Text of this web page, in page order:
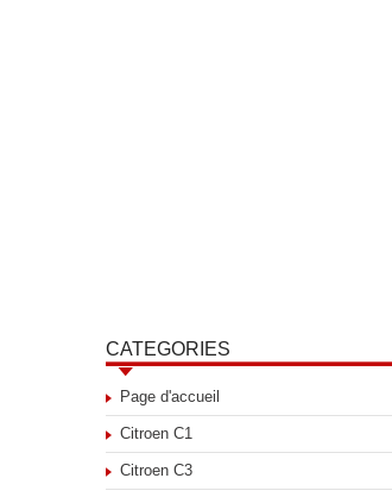
CATEGORIES
Page d'accueil
Citroen C1
Citroen C3